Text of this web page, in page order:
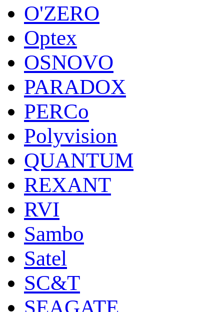
O'ZERO
Optex
OSNOVO
PARADOX
PERCo
Polyvision
QUANTUM
REXANT
RVI
Sambo
Satel
SC&T
SEAGATE